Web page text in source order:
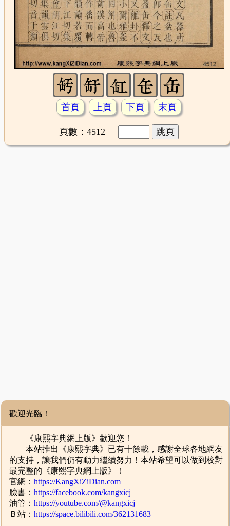
首頁 上頁 下頁 末頁
頁數：4512
歡迎光臨！
《康熙字典網上版》歡迎您！
本站推出《康熙字典》已有十餘載，感謝全球各地網友
的支持，讓我們仍有動力繼續努力！本站希望可以做到校對
最完整的《康熙字典網上版》！
官網：https://KangXiZiDian.com
臉書：https://facebook.com/kangxicj
油管：https://youtube.com/@kangxicj
Ｂ站：https://space.bilibili.com/362131683